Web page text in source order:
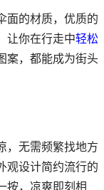
面的材质，优质的
让你在行走中轻松
案，都能成为街头
，无需频繁找地方
观设计简约流行的
按，凉爽即刻相